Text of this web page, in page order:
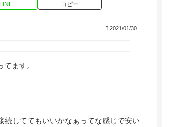
LINE コピー
2021/01/30
ます。
続しててもいいかなぁってな感じで安い